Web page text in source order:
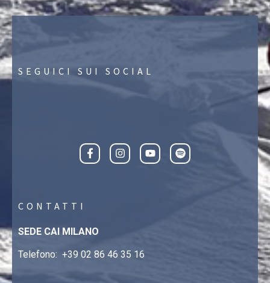
SEGUICI SUI SOCIAL
CONTATTI
SEDE CAI MILANO
Telefono: +39 02 86 46 35 16